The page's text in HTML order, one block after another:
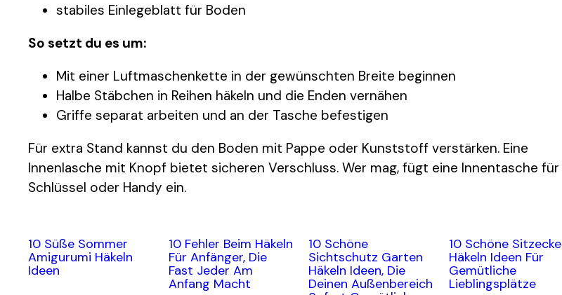
stabiles Einlegeblatt für Boden
So setzt du es um:
Mit einer Luftmaschenkette in der gewünschten Breite beginnen
Halbe Stäbchen in Reihen häkeln und die Enden vernähen
Griffe separat arbeiten und an der Tasche befestigen
Für extra Stand kannst du den Boden mit Pappe oder Kunststoff verstärken. Eine
Innenlasche mit Knopf bietet sicheren Verschluss. Wer mag, fügt eine Innentasche für
Schlüssel oder Handy ein.
10 Süße Sommer
Amigurumi Häkeln
Ideen
10 Fehler Beim Häkeln
Für Anfänger, Die
Fast Jeder Am
Anfang Macht
10 Schöne
Sichtschutz Garten
Häkeln Ideen, Die
Deinen Außenbereich
10 Schöne Sitzecke
Häkeln Ideen Für
Gemütliche
Lieblingsplätze